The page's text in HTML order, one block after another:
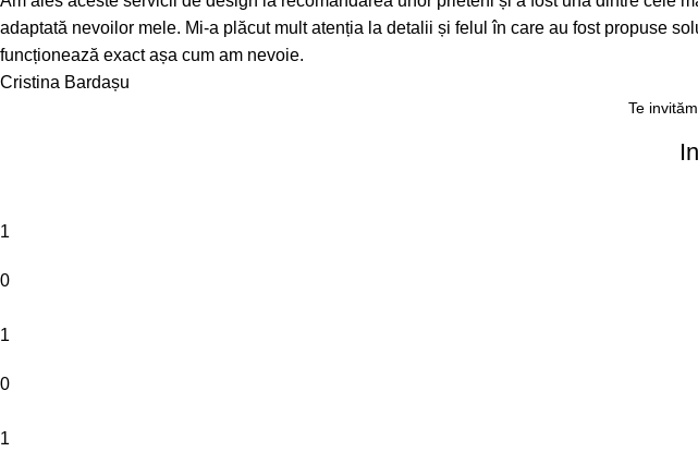
adaptată nevoilor mele. Mi-a plăcut mult atenția la detalii și felul în care au fost propuse
funcționează exact așa cum am nevoie.
Cristina Bardașu
Te
1
0
1
0
1